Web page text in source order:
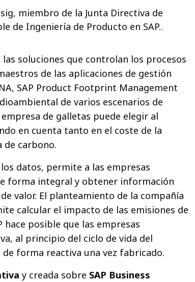
miembro de la Junta Directiva de
de Ingeniería de Producto en SAP..
soluciones que controlan los procesos
de las aplicaciones de gestión
SAP Product Footprint Management
de varios escenarios de
de galletas puede elegir al
en cuenta tanto en el coste de la
de carbono.
los datos, permite a las empresas
forma integral y obtener información
valor. El planteamiento de la compañía
calcular el impacto de las emisiones de
posible que las empresas
al principio del ciclo de vida del
forma reactiva una vez fabricado.
y creada sobre SAP Business